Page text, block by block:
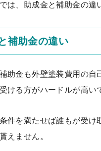
は、助成金と補助金の違
補助金の違い
助金も外壁塗装費用の自
ける方がハードルが高い
件を満たせば誰もが受
えません。